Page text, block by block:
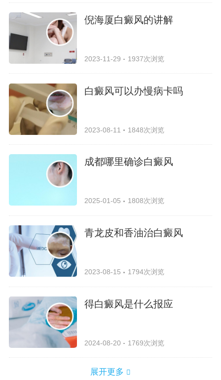
倪海厦白癜风的讲解
2023-11-29 1937次浏览
白癜风可以办慢病卡吗
2023-08-11 1848次浏览
成都哪里确诊白癜风
2025-01-05 1808次浏览
青龙皮和香油治白癜风
2023-08-15 1794次浏览
得白癜风是什么报应
2024-08-20 1769次浏览
展开更多